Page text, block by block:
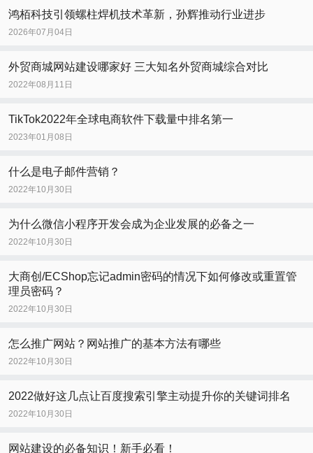
鸿栢科技引领螺柱焊机技术革新，孙辉推动行业进步
2026年07月04日
外贸商城网站建设哪家好 三大知名外贸商城综合对比
2022年08月11日
TikTok2022年全球电商软件下载量中排名第一
2023年01月08日
什么是电子邮件营销？
2022年10月30日
为什么微信小程序开发会成为企业发展的必备之一
2022年10月30日
大商创/ECShop忘记admin密码的情况下如何修改或重置管
理员密码？
2022年10月30日
怎么推广网站？网站推广的基本方法有哪些
2022年10月30日
2022做好这几点让百度搜索引擎主动提升你的关键词排名
2022年10月30日
网站建设的必备知识！新手必看！